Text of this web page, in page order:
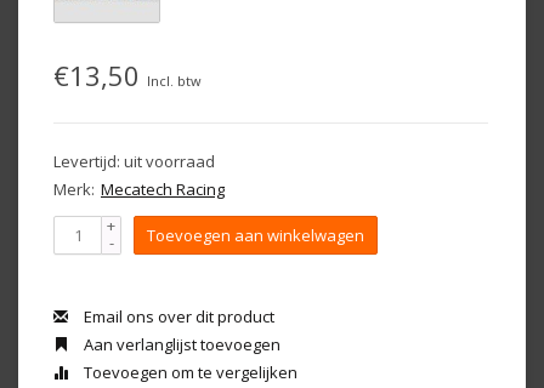
€13,50 Incl. btw
Levertijd: uit voorraad
Merk: Mecatech Racing
+
- Toevoegen aan winkelwagen
Email ons over dit product
Aan verlanglijst toevoegen
Toevoegen om te vergelijken